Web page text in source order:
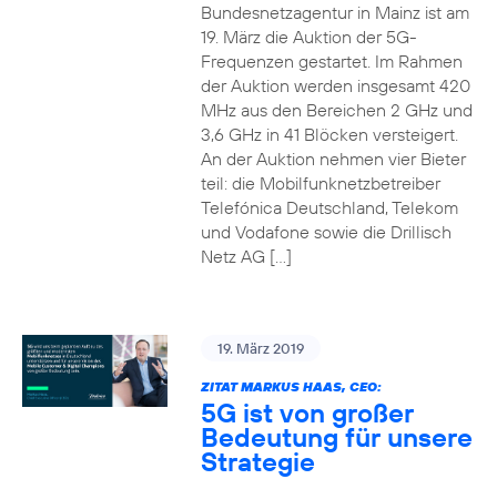
Bundesnetzagentur in Mainz ist am
19. März die Auktion der 5G-
Frequenzen gestartet. Im Rahmen
der Auktion werden insgesamt 420
MHz aus den Bereichen 2 GHz und
3,6 GHz in 41 Blöcken versteigert.
An der Auktion nehmen vier Bieter
teil: die Mobilfunknetzbetreiber
Telefónica Deutschland, Telekom
und Vodafone sowie die Drillisch
Netz AG […]
19. März 2019
ZITAT MARKUS HAAS, CEO:
5G ist von großer
Bedeutung für unsere
Strategie